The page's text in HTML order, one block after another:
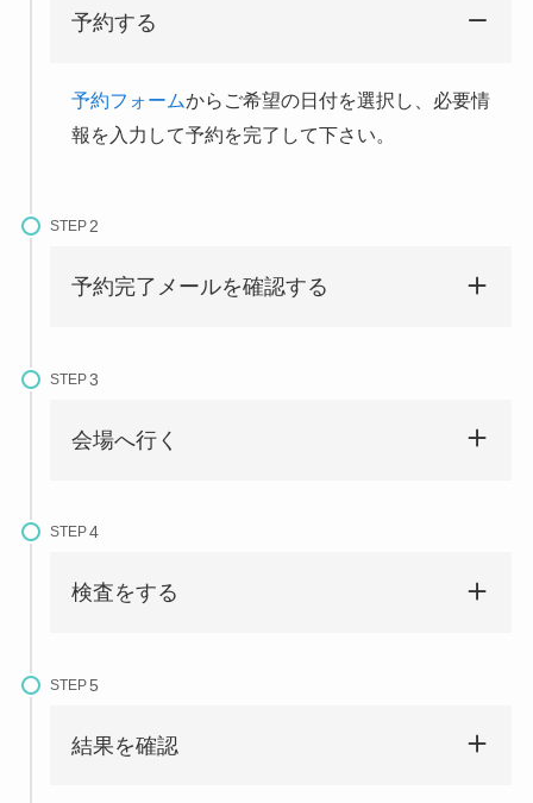
予約する
予約フォームからご希望の日付を選択し、必要情
報を入力して予約を完了して下さい。
STEP
予約完了メールを確認する
STEP
会場へ行く
STEP
検査をする
STEP
結果を確認